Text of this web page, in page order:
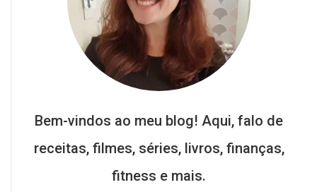
Bem-vindos ao meu blog! Aqui, falo de
receitas, filmes, séries, livros, finanças,
fitness e mais.